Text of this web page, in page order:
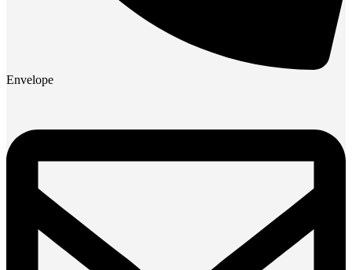
Envelope